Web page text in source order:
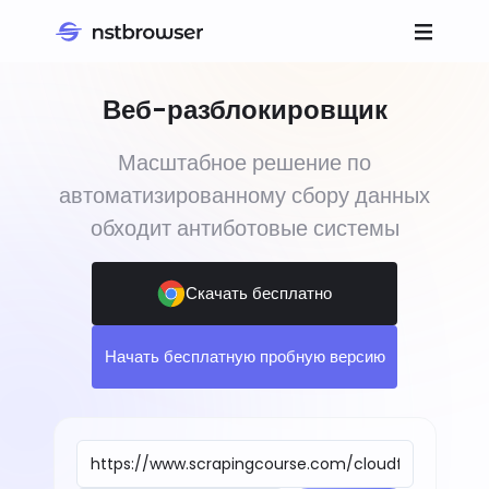
Веб-разблокировщик
Масштабное решение по
автоматизированному сбору данных
обходит антиботовые системы
Скачать бесплатно
Начать бесплатную пробную версию